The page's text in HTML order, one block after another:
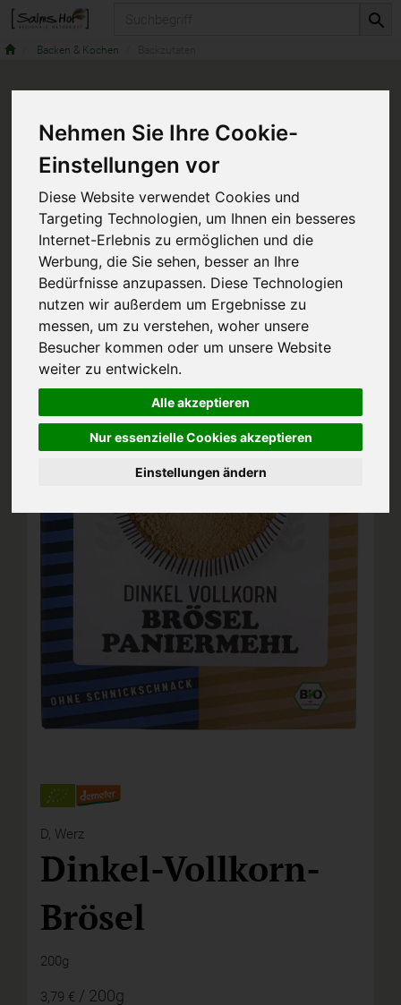
Nehmen Sie Ihre Cookie-
Einstellungen vor
Diese Website verwendet Cookies und
Targeting Technologien, um Ihnen ein besseres
Internet-Erlebnis zu ermöglichen und die
Werbung, die Sie sehen, besser an Ihre
Bedürfnisse anzupassen. Diese Technologien
nutzen wir außerdem um Ergebnisse zu
messen, um zu verstehen, woher unsere
Besucher kommen oder um unsere Website
weiter zu entwickeln.
Alle akzeptieren
Nur essenzielle Cookies akzeptieren
Einstellungen ändern
Backen & Kochen
D, Werz
Dinkel-Vollkorn-
Brösel
200g
3,79 € / 200g